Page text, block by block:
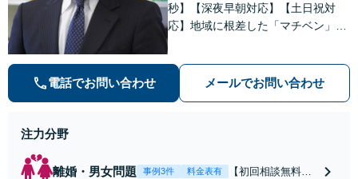
秒】【深夜早朝対応】【土日祝対
応】地域に根差した「マチベン」と
て出張相談も承ります。リーズナブ
ルな料金体系をご提供しています。
電話でお問い合わせ メールでお問い合わせ
注力分野
離婚・男女問題 事例3件 料金表有
【初回相談無料】